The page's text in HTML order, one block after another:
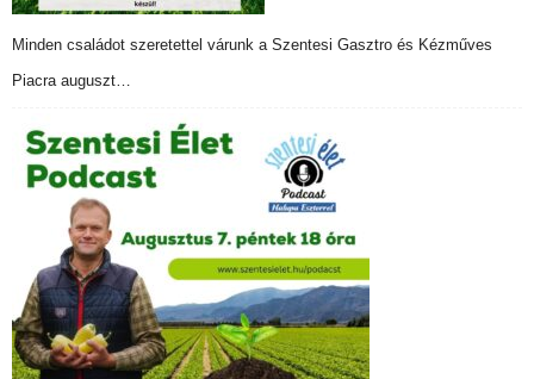
Minden családot szeretettel várunk a Szentesi Gasztro és Kézműves
Piacra auguszt…